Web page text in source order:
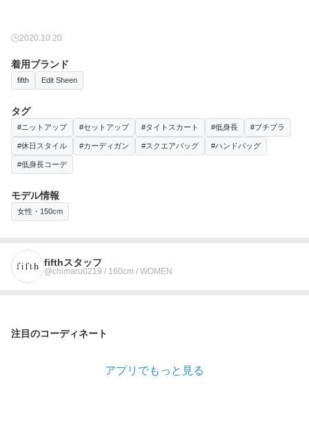
2020.10.20
着用ブランド
fifth Edit Sheen
タグ
#ニットアップ #セットアップ #タイトスカート #低身長 #プチプラ
#休日スタイル #カーディガン #スクエアバッグ #ハンドバッグ
#低身長コーデ
モデル情報
女性・150cm
fifthスタッフ
@chimaru0219 / 160cm / WOMEN
注目のコーディネート
アプリでもっと見る